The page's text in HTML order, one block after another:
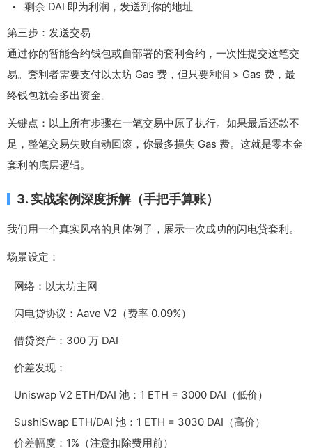
剩余 DAI 即为利润，发送到你的地址
第三步：发送交易
通过你的智能合约钱包或自部署的套利合约，一次性提交这笔交
易。套利者需要支付以太坊 Gas 费，但只要利润 > Gas 费，最
终钱包就会多出资金。
关键点：以上所有步骤在一笔交易中原子执行。如果最后还款不
足，整笔交易失败自动回滚，你最多损失 Gas 费。这就是零本金
套利的底层逻辑。
3. 实战案例深度拆解（手把手算账）
我们用一个真实风格的具体例子，展示一次成功的闪电贷套利。
场景设定：
网络：以太坊主网
闪电贷协议：Aave V2（费率 0.09%）
借贷资产：300 万 DAI
价差发现：
Uniswap V2 ETH/DAI 池：1 ETH = 3000 DAI（低价）
SushiSwap ETH/DAI 池：1 ETH = 3030 DAI（高价）
价差幅度：1%（注意扣除费用前）